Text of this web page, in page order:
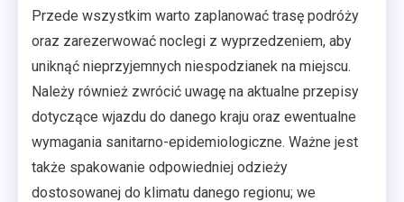
Przede wszystkim warto zaplanować trasę podróży
oraz zarezerwować noclegi z wyprzedzeniem, aby
uniknąć nieprzyjemnych niespodzianek na miejscu.
Należy również zwrócić uwagę na aktualne przepisy
dotyczące wjazdu do danego kraju oraz ewentualne
wymagania sanitarno-epidemiologiczne. Ważne jest
także spakowanie odpowiedniej odzieży
dostosowanej do klimatu danego regionu; we